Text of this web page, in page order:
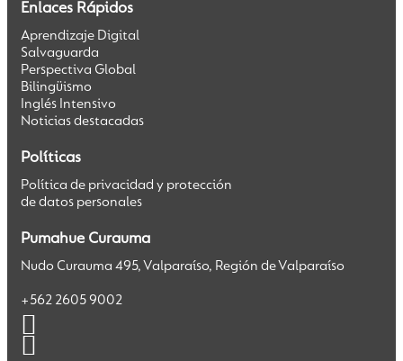
Enlaces Rápidos
Aprendizaje Digital
Salvaguarda
Perspectiva Global
Bilingüismo
Inglés Intensivo
Noticias destacadas
Políticas
Política de privacidad y protección
de datos personales
Pumahue Curauma
Nudo Curauma 495, Valparaíso, Región de Valparaíso
+562 2605 9002